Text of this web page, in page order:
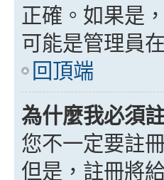
正確。如果是
可能是管理員
回頂端
為什麼我必須
您不一定要註
但是，註冊將